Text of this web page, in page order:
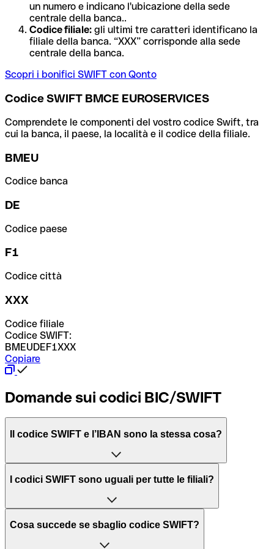
un numero e indicano l'ubicazione della sede
centrale della banca..
Codice filiale: gli ultimi tre caratteri identificano la
filiale della banca. “XXX” corrisponde alla sede
centrale della banca.
Scopri i bonifici SWIFT con Qonto
Codice SWIFT BMCE EUROSERVICES
Comprendete le componenti del vostro codice Swift, tra
cui la banca, il paese, la località e il codice della filiale.
BMEU
Codice banca
DE
Codice paese
F1
Codice città
XXX
Codice filiale
Codice SWIFT:
BMEUDEF1XXX
Copiare
Domande sui codici BIC/SWIFT
Il codice SWIFT e l’IBAN sono la stessa cosa?
L'acronimo SWIFT sta per “Society for Worldwide
per l’elaborazione dei pagamenti tra diversi Paesi.
Il BIC, invece, sta per “Bank Identifier Code” ed è una
I codici SWIFT sono uguali per tutte le filiali?
Dipende dalle banche. In alcuni casi le banche utilizzano
Cosa succede se sbaglio codice SWIFT?